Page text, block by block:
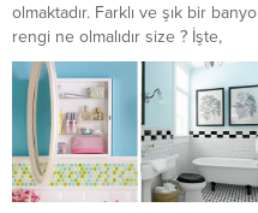
olmaktadır. Farklı ve şık bir banyo
rengi ne olmalıdır size ? İşte,
kırmızı banyo dekorasyonu bu
noktada devreye girmektedir.
Kırmızının...